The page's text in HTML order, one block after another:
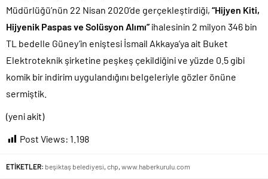
Müdürlüğü’nün 22 Nisan 2020’de gerçekleştirdiği, “Hijyen Kiti,
Hijyenik Paspas ve Solüsyon Alımı” ihalesinin 2 milyon 346 bin
TL bedelle Güney’in eniştesi İsmail Akkaya’ya ait Buket
Elektroteknik şirketine peşkeş çekildiğini ve yüzde 0.5 gibi
komik bir indirim uygulandığını belgeleriyle gözler önüne
sermiştik.
(yeni akit)
Post Views: 1.198
ETİKETLER: beşiktaş belediyesi, chp, www.haberkurulu.com